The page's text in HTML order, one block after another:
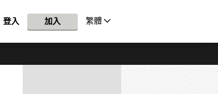
登入 加入 繁體